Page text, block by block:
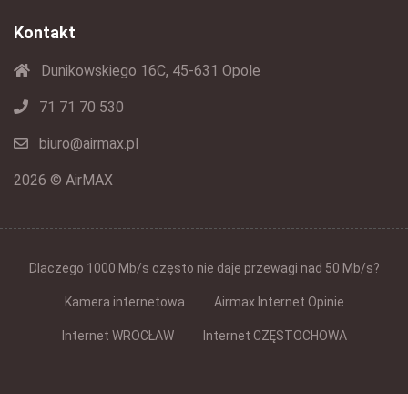
Kontakt
Dunikowskiego 16C, 45-631 Opole
71 71 70 530
biuro@airmax.pl
2026 © AirMAX
Dlaczego 1000 Mb/s często nie daje przewagi nad 50 Mb/s?
Kamera internetowa Airmax Internet Opinie
Internet WROCŁAW Internet CZĘSTOCHOWA